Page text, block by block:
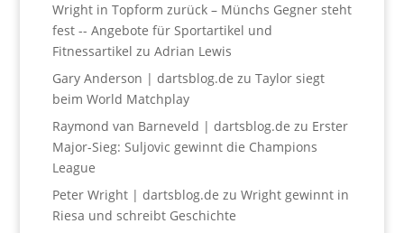
Wright in Topform zurück – Münchs Gegner steht
fest -- Angebote für Sportartikel und
Fitnessartikel zu Adrian Lewis
Gary Anderson | dartsblog.de zu Taylor siegt
beim World Matchplay
Raymond van Barneveld | dartsblog.de zu Erster
Major-Sieg: Suljovic gewinnt die Champions
League
Peter Wright | dartsblog.de zu Wright gewinnt in
Riesa und schreibt Geschichte